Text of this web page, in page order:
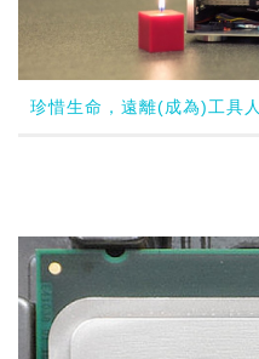
珍惜生命，遠離(成為)工具人